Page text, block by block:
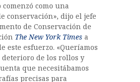
comenzó como una
conservación», dijo el jefe
de Conservación de
The New York Times a
este esfuerzo. «Queríamos
de los rollos y
que necesitábamos
precisas para